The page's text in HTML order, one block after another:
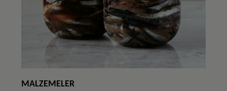
MALZEMELER